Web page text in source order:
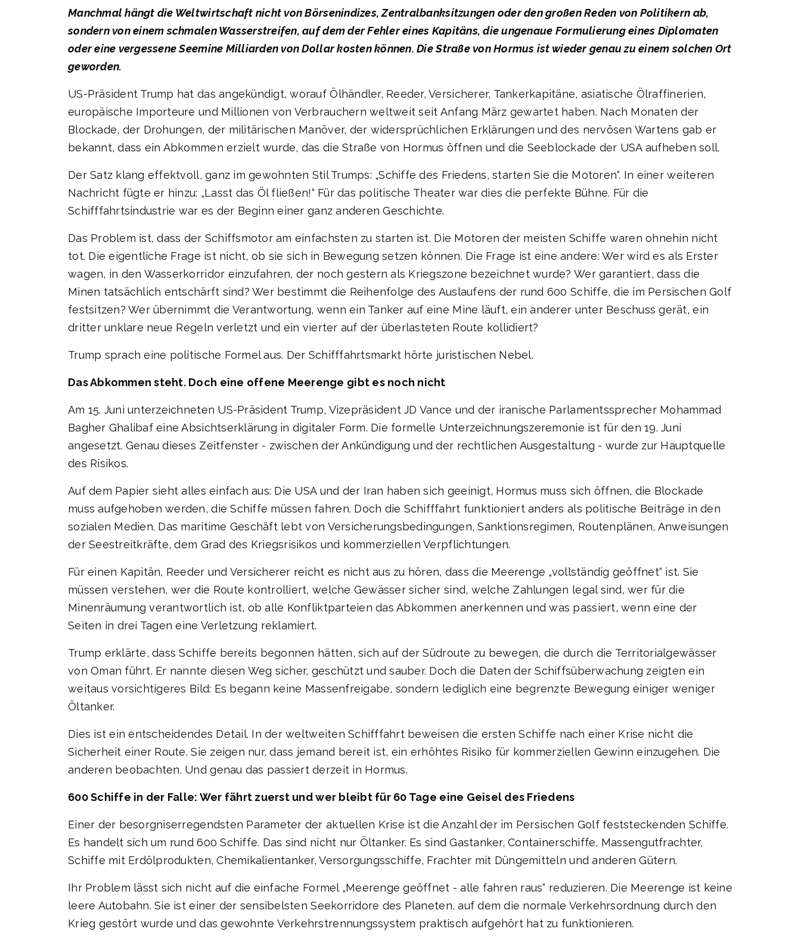
Manchmal hängt die Weltwirtschaft nicht von Börsenindizes, Zentralbanksitzungen oder den großen Reden von Politikern ab,
sondern von einem schmalen Wasserstreifen, auf dem der Fehler eines Kapitäns, die ungenaue Formulierung eines Diplomaten
oder eine vergessene Seemine Milliarden von Dollar kosten können. Die Straße von Hormus ist wieder genau zu einem solchen Ort
geworden.
US-Präsident Trump hat das angekündigt, worauf Ölhändler, Reeder, Versicherer, Tankerkapitäne, asiatische Ölraffinerien,
europäische Importeure und Millionen von Verbrauchern weltweit seit Anfang März gewartet haben. Nach Monaten der
Blockade, der Drohungen, der militärischen Manöver, der widersprüchlichen Erklärungen und des nervösen Wartens gab er
bekannt, dass ein Abkommen erzielt wurde, das die Straße von Hormus öffnen und die Seeblockade der USA aufheben soll.
Der Satz klang effektvoll, ganz im gewohnten Stil Trumps: „Schiffe des Friedens, starten Sie die Motoren“. In einer weiteren
Nachricht fügte er hinzu: „Lasst das Öl fließen!“ Für das politische Theater war dies die perfekte Bühne. Für die
Schifffahrtsindustrie war es der Beginn einer ganz anderen Geschichte.
Das Problem ist, dass der Schiffsmotor am einfachsten zu starten ist. Die Motoren der meisten Schiffe waren ohnehin nicht
tot. Die eigentliche Frage ist nicht, ob sie sich in Bewegung setzen können. Die Frage ist eine andere: Wer wird es als Erster
wagen, in den Wasserkorridor einzufahren, der noch gestern als Kriegszone bezeichnet wurde? Wer garantiert, dass die
Minen tatsächlich entschärft sind? Wer bestimmt die Reihenfolge des Auslaufens der rund 600 Schiffe, die im Persischen Golf
festsitzen? Wer übernimmt die Verantwortung, wenn ein Tanker auf eine Mine läuft, ein anderer unter Beschuss gerät, ein
dritter unklare neue Regeln verletzt und ein vierter auf der überlasteten Route kollidiert?
Trump sprach eine politische Formel aus. Der Schifffahrtsmarkt hörte juristischen Nebel.
Das Abkommen steht. Doch eine offene Meerenge gibt es noch nicht
Am 15. Juni unterzeichneten US-Präsident Trump, Vizepräsident JD Vance und der iranische Parlamentssprecher Mohammad
Bagher Ghalibaf eine Absichtserklärung in digitaler Form. Die formelle Unterzeichnungszeremonie ist für den 19. Juni
angesetzt. Genau dieses Zeitfenster - zwischen der Ankündigung und der rechtlichen Ausgestaltung - wurde zur Hauptquelle
des Risikos.
Auf dem Papier sieht alles einfach aus: Die USA und der Iran haben sich geeinigt, Hormus muss sich öffnen, die Blockade
muss aufgehoben werden, die Schiffe müssen fahren. Doch die Schifffahrt funktioniert anders als politische Beiträge in den
sozialen Medien. Das maritime Geschäft lebt von Versicherungsbedingungen, Sanktionsregimen, Routenplänen, Anweisungen
der Seestreitkräfte, dem Grad des Kriegsrisikos und kommerziellen Verpflichtungen.
Für einen Kapitän, Reeder und Versicherer reicht es nicht aus zu hören, dass die Meerenge „vollständig geöffnet“ ist. Sie
müssen verstehen, wer die Route kontrolliert, welche Gewässer sicher sind, welche Zahlungen legal sind, wer für die
Minenräumung verantwortlich ist, ob alle Konfliktparteien das Abkommen anerkennen und was passiert, wenn eine der
Seiten in drei Tagen eine Verletzung reklamiert.
Trump erklärte, dass Schiffe bereits begonnen hätten, sich auf der Südroute zu bewegen, die durch die Territorialgewässer
von Oman führt. Er nannte diesen Weg sicher, geschützt und sauber. Doch die Daten der Schiffsüberwachung zeigten ein
weitaus vorsichtigeres Bild: Es begann keine Massenfreigabe, sondern lediglich eine begrenzte Bewegung einiger weniger
Öltanker.
Dies ist ein entscheidendes Detail. In der weltweiten Schifffahrt beweisen die ersten Schiffe nach einer Krise nicht die
Sicherheit einer Route. Sie zeigen nur, dass jemand bereit ist, ein erhöhtes Risiko für kommerziellen Gewinn einzugehen. Die
anderen beobachten. Und genau das passiert derzeit in Hormus.
600 Schiffe in der Falle: Wer fährt zuerst und wer bleibt für 60 Tage eine Geisel des Friedens
Einer der besorgniserregendsten Parameter der aktuellen Krise ist die Anzahl der im Persischen Golf feststeckenden Schiffe.
Es handelt sich um rund 600 Schiffe. Das sind nicht nur Öltanker. Es sind Gastanker, Containerschiffe, Massengutfrachter,
Schiffe mit Erdölprodukten, Chemikalientanker, Versorgungsschiffe, Frachter mit Düngemitteln und anderen Gütern.
Ihr Problem lässt sich nicht auf die einfache Formel „Meerenge geöffnet - alle fahren raus“ reduzieren. Die Meerenge ist keine
leere Autobahn. Sie ist einer der sensibelsten Seekorridore des Planeten, auf dem die normale Verkehrsordnung durch den
Krieg gestört wurde und das gewohnte Verkehrstrennungssystem praktisch aufgehört hat zu funktionieren.